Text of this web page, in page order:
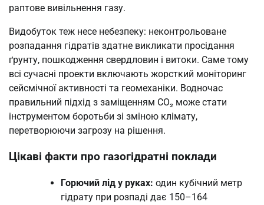
раптове вивільнення газу.
Видобуток теж несе небезпеку: неконтрольоване
розпадання гідратів здатне викликати просідання
ґрунту, пошкодження свердловин і витоки. Саме тому
всі сучасні проекти включають жорсткий моніторинг
сейсмічної активності та геомеханіки. Водночас
правильний підхід з заміщенням CO₂ може стати
інструментом боротьби зі зміною клімату,
перетворюючи загрозу на рішення.
Цікаві факти про газогідратні поклади
Горючий лід у руках: один кубічний метр
гідрату при розпаді дає 150–164